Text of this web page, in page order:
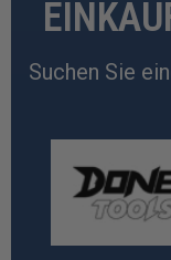
Suchen Sie